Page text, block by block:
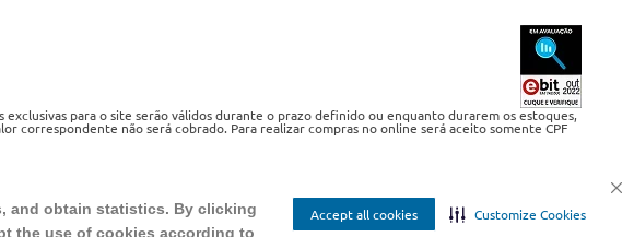
and obtain statistics. By clicking
the use of cookies according to
Accept all cookies Customize Cookies
para o site serão válidos durante o prazo definido ou enquanto durarem os estoques,
não será cobrado. Para realizar compras no online será aceito somente CPF